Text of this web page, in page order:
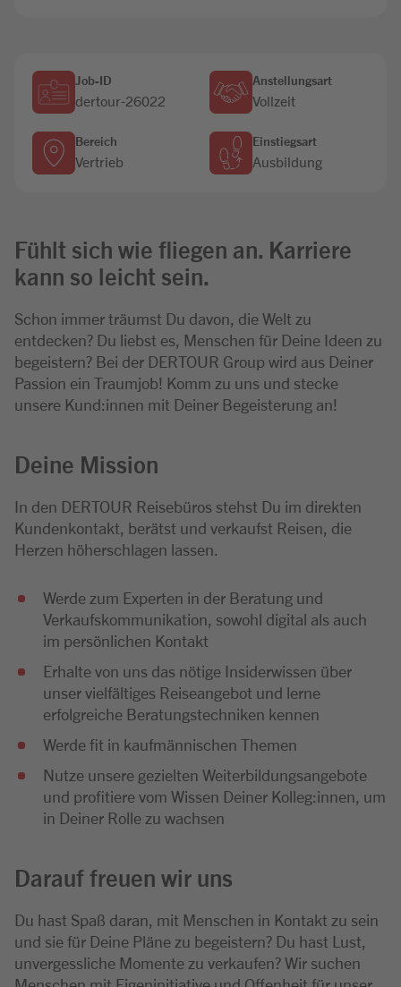
Job-ID
dertour-26022
Anstellungsart
Vollzeit
Bereich
Vertrieb
Einstiegsart
Ausbildung
Fühlt sich wie fliegen an. Karriere
kann so leicht sein.
Schon immer träumst Du davon, die Welt zu
entdecken? Du liebst es, Menschen für Deine Ideen zu
begeistern? Bei der DERTOUR Group wird aus Deiner
Passion ein Traumjob! Komm zu uns und stecke
unsere Kund:innen mit Deiner Begeisterung an!
Deine Mission
In den DERTOUR Reisebüros stehst Du im direkten
Kundenkontakt, berätst und verkaufst Reisen, die
Herzen höherschlagen lassen.
Werde zum Experten in der Beratung und
Verkaufskommunikation, sowohl digital als auch
im persönlichen Kontakt
Erhalte von uns das nötige Insiderwissen über
unser vielfältiges Reiseangebot und lerne
erfolgreiche Beratungstechniken kennen
Werde fit in kaufmännischen Themen
Nutze unsere gezielten Weiterbildungsangebote
und profitiere vom Wissen Deiner Kolleg:innen, um
in Deiner Rolle zu wachsen
Darauf freuen wir uns
Du hast Spaß daran, mit Menschen in Kontakt zu sein
und sie für Deine Pläne zu begeistern? Du hast Lust,
unvergessliche Momente zu verkaufen? Wir suchen